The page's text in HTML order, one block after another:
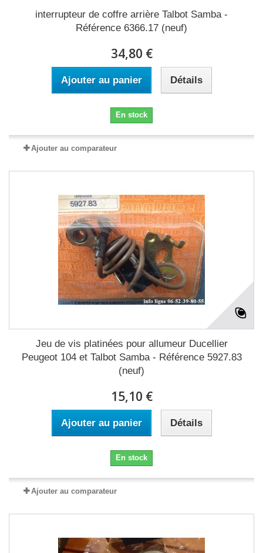
interrupteur de coffre arrière Talbot Samba -
Référence 6366.17 (neuf)
34,80 €
Ajouter au panier Détails
En stock
Ajouter au comparateur
Jeu de vis platinées pour allumeur Ducellier
Peugeot 104 et Talbot Samba - Référence 5927.83
(neuf)
15,10 €
Ajouter au panier Détails
En stock
Ajouter au comparateur